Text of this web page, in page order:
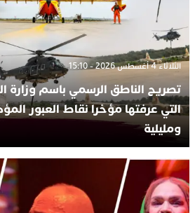
الثلاثاء 4 أغسطس 2026 - 15:10
تصريح الناطق الرسمي باسم وزارة
التي عرفتها مؤخرا نقاط العبور
ومليلية